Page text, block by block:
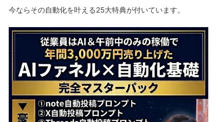
今ならその自動化を叶える25大特典が付いています。